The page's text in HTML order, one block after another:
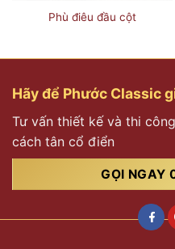
Phù điêu đầu cột
Hãy để Phước Classic
Tư vấn thiết kế và thi
cách tân cổ điển
GỌI NGAY